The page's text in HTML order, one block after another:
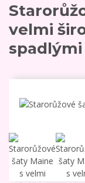
velmi
spadlými